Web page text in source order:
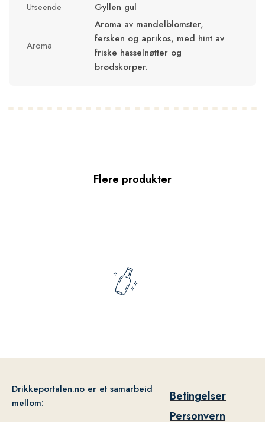
Utseende
Gyllen gul
Aroma
Aroma av mandelblomster,
fersken og aprikos, med hint av
friske hasselnøtter og
brødskorper.
Flere produkter
Drikkeportalen.no er et samarbeid
mellom:
Betingelser
Personvern